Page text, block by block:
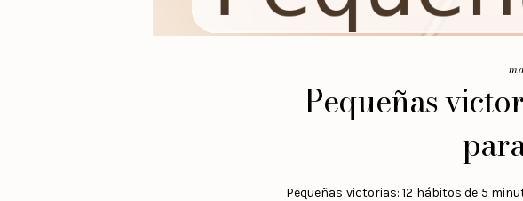
Pequeñas
Pequeñas victorias: 12 hábitos de 5